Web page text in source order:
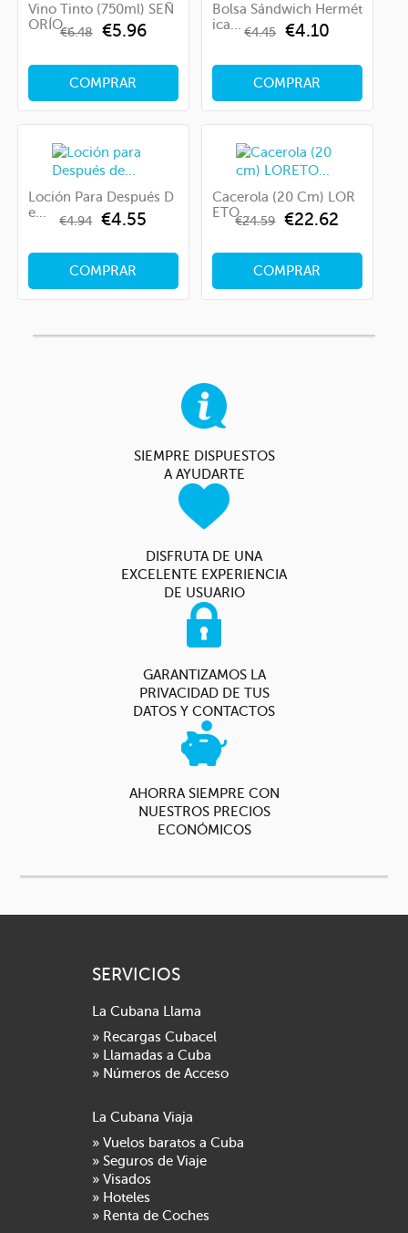
Vino Tinto (750ml) SEÑ
ORÍO...Regular
€6.48 Price
€5.96
COMPRAR
Bolsa Sándwich Hermét
Ica...
Regular
€4.45 Price
€4.10
COMPRAR
Loción Para Después D
E...
Regular
€4.94 Price
€4.55
COMPRAR
Cacerola (20 Cm) LOR
ETO...Regular
€24.59 Price
€22.62
COMPRAR
SIEMPRE DISPUESTOS
A AYUDARTE
DISFRUTA DE UNA
EXCELENTE EXPERIENCIA
DE USUARIO
GARANTIZAMOS LA
PRIVACIDAD DE TUS
DATOS Y CONTACTOS
AHORRA SIEMPRE CON
NUESTROS PRECIOS
ECONÓMICOS
SERVICIOS
La Cubana Llama
» Recargas Cubacel
» Llamadas a Cuba
» Números de Acceso
La Cubana Viaja
» Vuelos baratos a Cuba
» Seguros de Viaje
» Visados
» Hoteles
» Renta de Coches